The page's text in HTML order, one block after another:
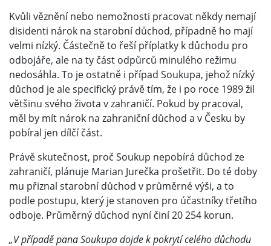
Kvůli věznění nebo nemožnosti pracovat někdy nemají
disidenti nárok na starobní důchod, případně ho mají
velmi nízký. Částečně to řeší příplatky k důchodu pro
odbojáře, ale na ty část odpůrců minulého režimu
nedosáhla. To je ostatně i případ Soukupa, jehož nízký
důchod je ale specifický právě tím, že i po roce 1989 žil
většinu svého života v zahraničí. Pokud by pracoval,
měl by mít nárok na zahraniční důchod a v Česku by
pobíral jen dílčí část.
Právě skutečnost, proč Soukup nepobírá důchod ze
zahraničí, plánuje Marian Jurečka prošetřit. Do té doby
mu přiznal starobní důchod v průměrné výši, a to
podle postupu, který je stanoven pro účastníky třetího
odboje. Průměrný důchod nyní činí 20 254 korun.
„V případě pana Soukupa dojde k pokrytí celého důchodu